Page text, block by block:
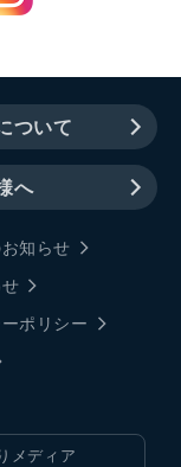
ついて
へ
知らせ
ポリシー
メディア